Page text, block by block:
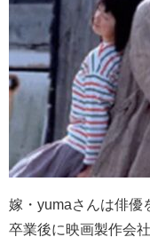
嫁・yumaさんは俳優
卒業後に映画製作会